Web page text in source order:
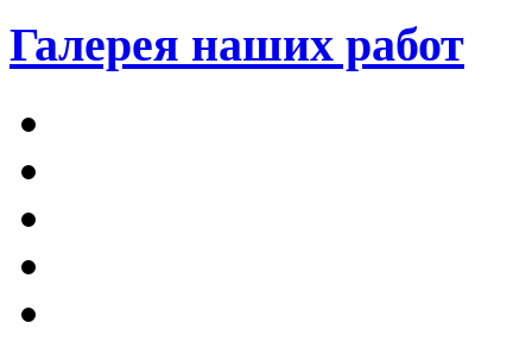
Галерея наших работ